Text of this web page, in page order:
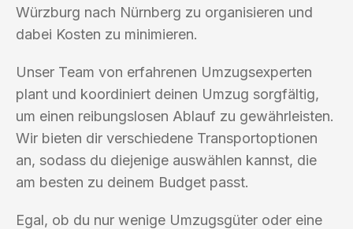
Würzburg nach Nürnberg zu organisieren und
dabei Kosten zu minimieren.
Unser Team von erfahrenen Umzugsexperten
plant und koordiniert deinen Umzug sorgfältig,
um einen reibungslosen Ablauf zu gewährleisten.
Wir bieten dir verschiedene Transportoptionen
an, sodass du diejenige auswählen kannst, die
am besten zu deinem Budget passt.
Egal, ob du nur wenige Umzugsgüter oder eine